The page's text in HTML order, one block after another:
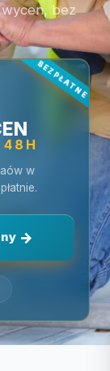
bez
w